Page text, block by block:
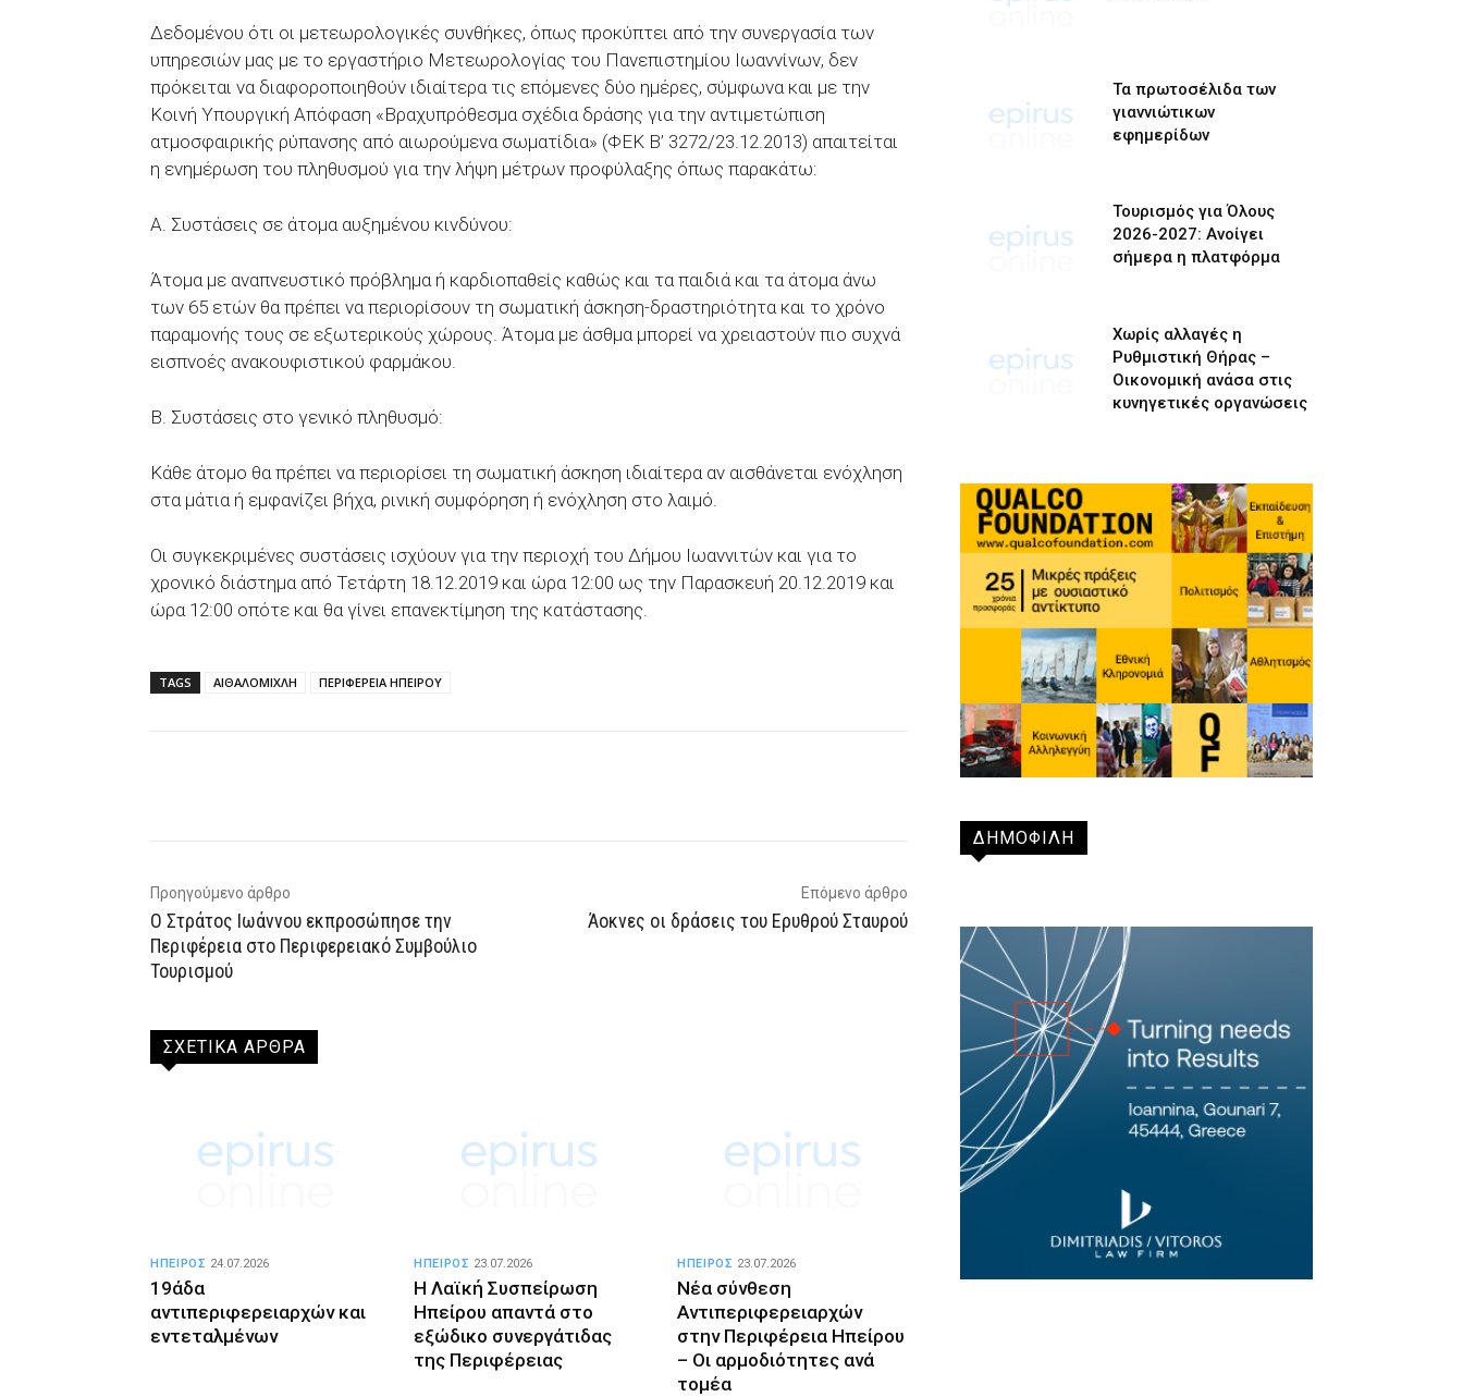
Δεδομένου ότι οι μετεωρολογικές συνθήκες, όπως προκύπτει από την συνεργασία των
υπηρεσιών μας με το εργαστήριο Μετεωρολογίας του Πανεπιστημίου Ιωαννίνων, δεν
πρόκειται να διαφοροποιηθούν ιδιαίτερα τις επόμενες δύο ημέρες, σύμφωνα και με την
Κοινή Υπουργική Απόφαση «Βραχυπρόθεσμα σχέδια δράσης για την αντιμετώπιση
ατμοσφαιρικής ρύπανσης από αιωρούμενα σωματίδια» (ΦΕΚ Β’ 3272/23.12.2013) απαιτείται
η ενημέρωση του πληθυσμού για την λήψη μέτρων προφύλαξης όπως παρακάτω:
Α. Συστάσεις σε άτομα αυξημένου κινδύνου:
Άτομα με αναπνευστικό πρόβλημα ή καρδιοπαθείς καθώς και τα παιδιά και τα άτομα άνω
των 65 ετών θα πρέπει να περιορίσουν τη σωματική άσκηση-δραστηριότητα και το χρόνο
παραμονής τους σε εξωτερικούς χώρους. Άτομα με άσθμα μπορεί να χρειαστούν πιο συχνά
εισπνοές ανακουφιστικού φαρμάκου.
Β. Συστάσεις στο γενικό πληθυσμό:
Κάθε άτομο θα πρέπει να περιορίσει τη σωματική άσκηση ιδιαίτερα αν αισθάνεται ενόχληση
στα μάτια ή εμφανίζει βήχα, ρινική συμφόρηση ή ενόχληση στο λαιμό.
Οι συγκεκριμένες συστάσεις ισχύουν για την περιοχή του Δήμου Ιωαννιτών και για το
χρονικό διάστημα από Τετάρτη 18.12.2019 και ώρα 12:00 ως την Παρασκευή 20.12.2019 και
ώρα 12:00 οπότε και θα γίνει επανεκτίμηση της κατάστασης.
TAGS ΑΙΘΑΛΟΜΙΧΛΗ ΠΕΡΙΦΕΡΕΙΑ ΗΠΕΙΡΟΥ
Προηγούμενο άρθρο
Ο Στράτος Ιωάννου εκπροσώπησε την
Περιφέρεια στο Περιφερειακό Συμβούλιο
Τουρισμού
Επόμενο άρθρο
Άοκνες οι δράσεις του Ερυθρού Σταυρού
ΣΧΕΤΙΚΑ ΑΡΘΡΑ
19άδα
αντιπεριφερειαρχών και
εντεταλμένων
ΗΠΕΙΡΟΣ 24.07.2026
Η Λαϊκή Συσπείρωση
Ηπείρου απαντά στο
εξώδικο συνεργάτιδας
της Περιφέρειας
ΗΠΕΙΡΟΣ 23.07.2026
Νέα σύνθεση
Αντιπεριφερειαρχών
στην Περιφέρεια Ηπείρου
– Οι αρμοδιότητες ανά
τομέα
ΗΠΕΙΡΟΣ 23.07.2026
Τα πρωτοσέλιδα των
γιαννιώτικων
εφημερίδων
Τουρισμός για Όλους
2026-2027: Ανοίγει
σήμερα η πλατφόρμα
Χωρίς αλλαγές η
Ρυθμιστική Θήρας –
Οικονομική ανάσα στις
κυνηγετικές οργανώσεις
ΔΗΜΟΦΙΛΗ